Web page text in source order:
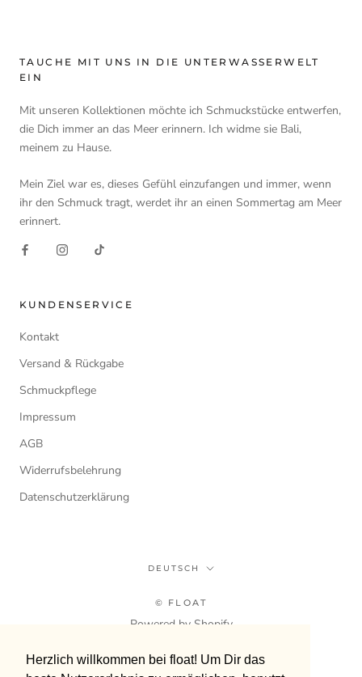
Herzlich willkommen bei float! Um Dir das
Herzlich willkommen bei float! Um Dir das
TAUCHE MIT UNS IN DIE UNTERWASSERWELT
EIN
Mit unseren Kollektionen möchte ich Schmuckstücke entwerfen,
die Dich immer an das Meer erinnern. Ich widme sie Bali,
meinem zu Hause.
Mein Ziel war es, dieses Gefühl einzufangen und immer, wenn
ihr den Schmuck tragt, werdet ihr an einen Sommertag am Meer
erinnert.
KUNDENSERVICE
Kontakt
Versand & Rückgabe
Schmuckpflege
Impressum
AGB
Widerrufsbelehrung
Datenschutzerklärung
Sprache
DEUTSCH
© FLOAT
Powered by Shopify